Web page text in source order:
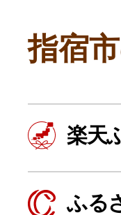
指宿
楽天
ふる